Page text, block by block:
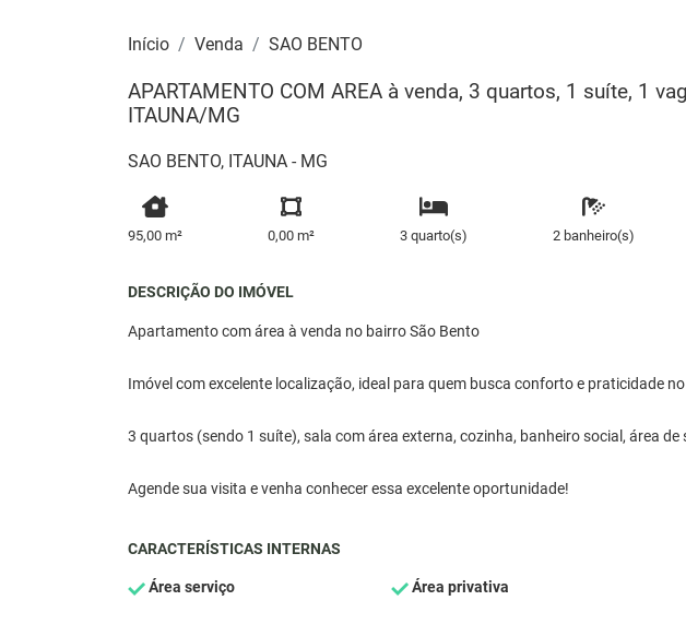
Início Venda SAO BENTO
APARTAMENTO COM AREA à venda, 3 quartos, 1 suíte, 1
ITAUNA/MG
SAO BENTO, ITAUNA - MG
95,00 m² 0,00 m² 3 quarto(s) 2 banheiro(s)
DESCRIÇÃO DO IMÓVEL
Apartamento com área à venda no bairro São Bento
Imóvel com excelente localização, ideal para quem busca conforto e praticidade
3 quartos (sendo 1 suíte), sala com área externa, cozinha, banheiro social, área de
Agende sua visita e venha conhecer essa excelente oportunidade!
CARACTERÍSTICAS INTERNAS
Área serviço Área privativa